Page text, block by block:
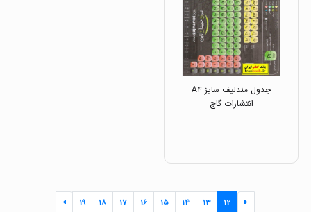
جدول مندلیف سایز A۴
انتشارات گاج
۱۲ ۱۳ ۱۴ ۱۵ ۱۶ ۱۷ ۱۸ ۱۹